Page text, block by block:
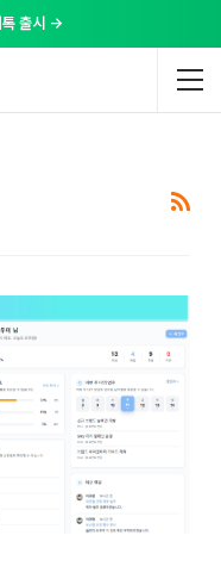
톡 출시 →